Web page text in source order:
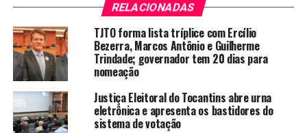
RELACIONADAS
TJTO forma lista tríplice com Ercílio
Bezerra, Marcos Antônio e Guilherme
Trindade; governador tem 20 dias para
nomeação
Justiça Eleitoral do Tocantins abre urna
eletrônica e apresenta os bastidores do
sistema de votação